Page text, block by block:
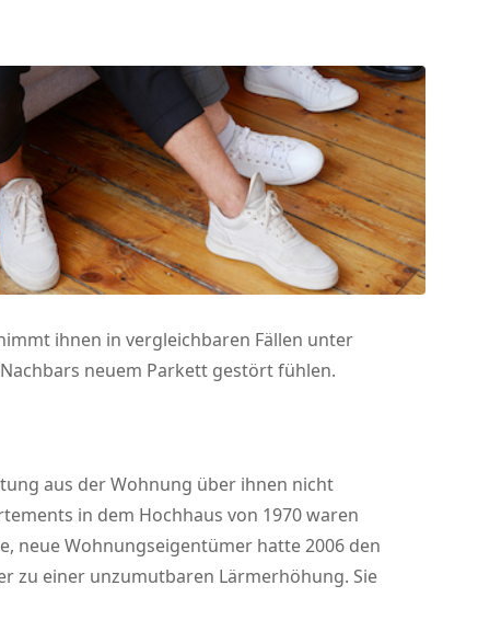
ihnen in vergleichbaren Fällen unter
neuem Parkett gestört fühlen.
aus der Wohnung über ihnen nicht
in dem Hochhaus von 1970 waren
neue Wohnungseigentümer hatte 2006 den
zu einer unzumutbaren Lärmerhöhung. Sie